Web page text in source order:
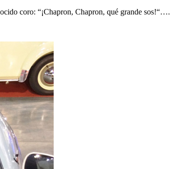
coro: “¡Chapron, Chapron, qué grande sos!“….